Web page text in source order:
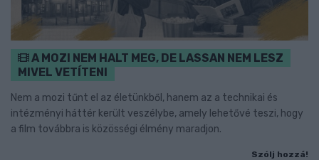
A MOZI NEM HALT MEG, DE LASSAN NEM LESZ
MIVEL VETÍTENI
Nem a mozi tűnt el az életünkből, hanem az a technikai és
intézményi háttér került veszélybe, amely lehetővé teszi, hogy
a film továbbra is közösségi élmény maradjon.
Szólj hozzá!